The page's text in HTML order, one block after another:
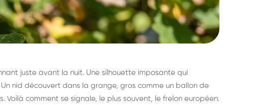
juste avant la nuit. Une silhouette imposante qui
nid découvert dans la grange, gros comme un ballon de
Voilà comment se signale, le plus souvent, le frelon européen.